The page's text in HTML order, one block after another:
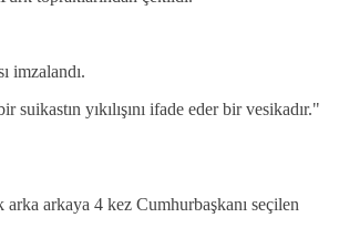
imzalandı.
yıkılışını ifade eder bir vesikadır."
arkaya 4 kez Cumhurbaşkanı seçilen